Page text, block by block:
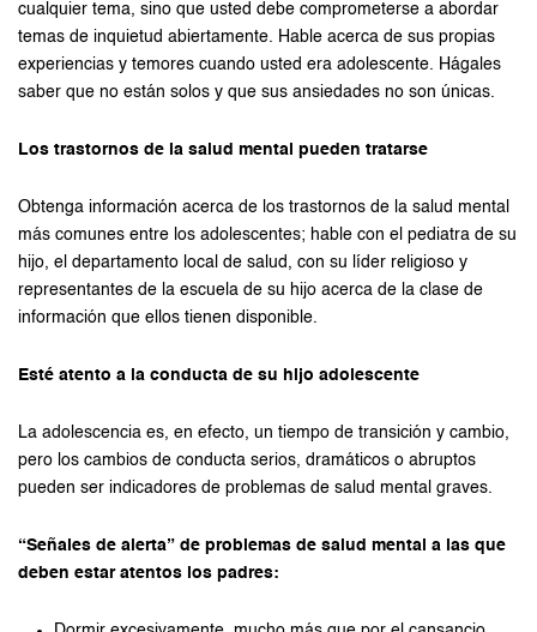
cualquier tema, sino que usted debe comprometerse a abordar
temas de inquietud abiertamente. Hable acerca de sus propias
experiencias y temores cuando usted era adolescente. Hágales
saber que no están solos y que sus ansiedades no son únicas.
Los trastornos de la salud mental pueden tratarse
Obtenga información acerca de los trastornos de la salud mental
más comunes entre los adolescentes; hable con el pediatra de su
hijo, el departamento local de salud, con su líder religioso y
representantes de la escuela de su hijo acerca de la clase de
información que ellos tienen disponible.
Esté atento a la conducta de su hijo adolescente
La adolescencia es, en efecto, un tiempo de transición y cambio,
pero los cambios de conducta serios, dramáticos o abruptos
pueden ser indicadores de problemas de salud mental graves.
“Señales de alerta” de problemas de salud mental a las que
deben estar atentos los padres: